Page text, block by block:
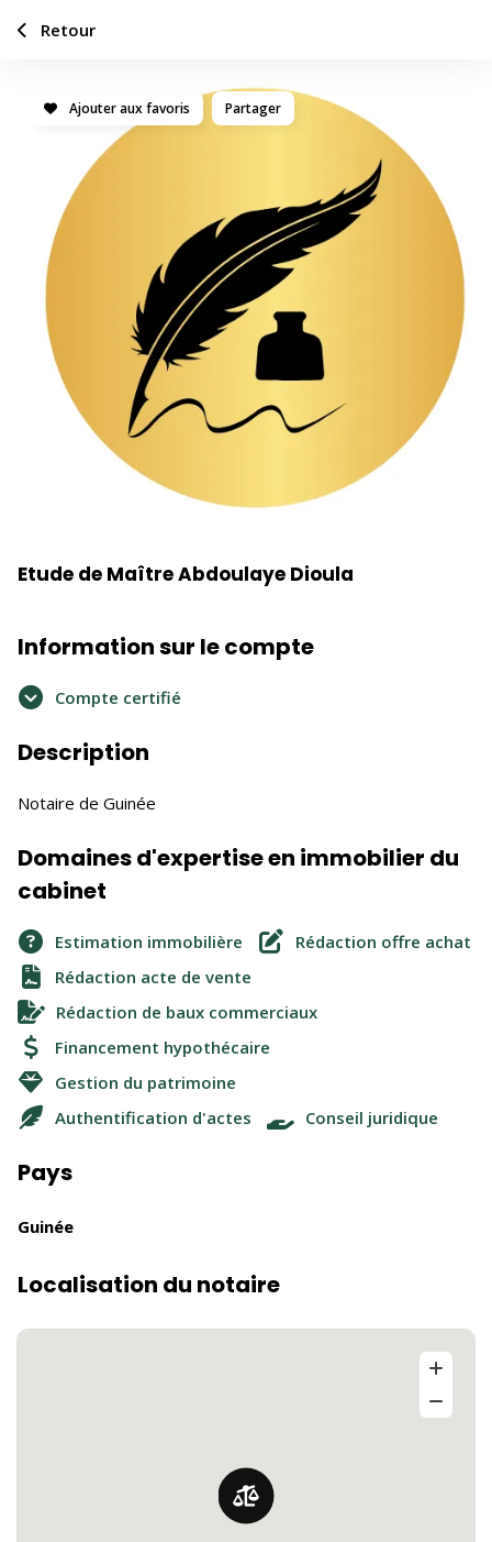
Ajouter aux favoris Partager
Etude de Maître Abdoulaye Dioula
Information sur le compte
Compte certifié
Description
Notaire de Guinée
Domaines d'expertise en immobilier du
cabinet
Estimation immobilière
Rédaction offre achat
Rédaction acte de vente
Rédaction de baux commerciaux
Financement hypothécaire
Gestion du patrimoine
Authentification d'actes
Conseil juridique
Pays
Guinée
Localisation du notaire
Retour